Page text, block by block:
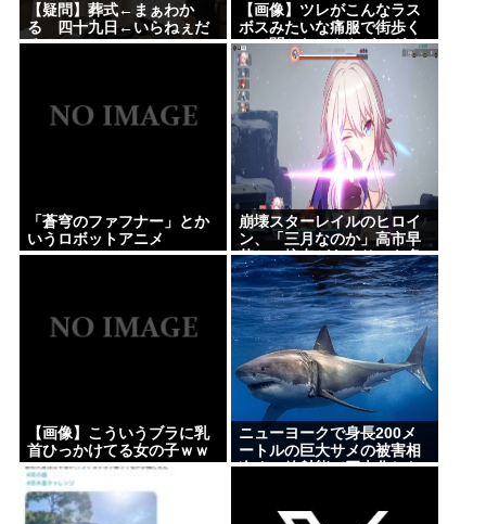
【疑問】葬式←まぁわか
る 四十九日←いらねぇだ
ろ
【画像】ツレがこんなラス
ボスみたいな痛服で街歩く
って聞かないんやが、ガチ
で勘弁して欲しい
「蒼穹のファフナー」とか
いうロボットアニメ
崩壊スターレイルのヒロイ
ン、「三月なのか」高市早
苗との接点があまりにも多
すぎる。もしかして早苗が
モデル？
【画像】こういうブラに乳
首ひっかけてる女の子ｗｗ
ｗ
ニューヨークで身長200メ
ートルの巨大サメの被害相
次ぐ、放射能で巨大化した